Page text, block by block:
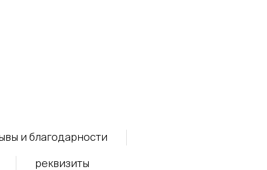
и благодарности
реквизиты